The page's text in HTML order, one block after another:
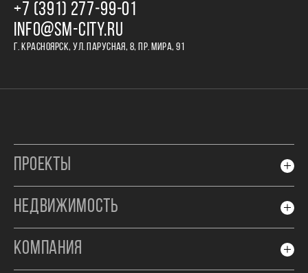
+7 (391) 277‒99‒01
INFO@SM-CITY.RU
Г. КРАСНОЯРСК, УЛ. ПАРУСНАЯ, 8, ПР. МИРА, 91
ПРОЕКТЫ
НЕДВИЖИМОСТЬ
КОМПАНИЯ